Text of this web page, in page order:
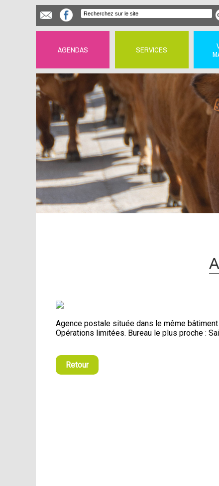
AGENDAS SERVICES
Agence postale située dans le même
Opérations limitées. Bureau le plus proche :
Retour